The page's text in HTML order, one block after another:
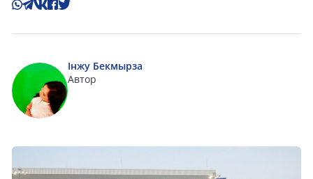
Інжу Бекмырза
Автор